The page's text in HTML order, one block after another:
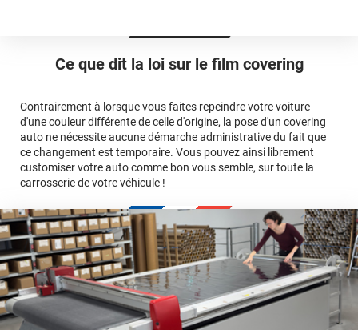
Ce que dit la loi sur le film covering
Contrairement à lorsque vous faites repeindre votre voiture
d'une couleur différente de celle d'origine, la pose d'un covering
auto ne nécessite aucune démarche administrative du fait que
ce changement est temporaire. Vous pouvez ainsi librement
customiser votre auto comme bon vous semble, sur toute la
carrosserie de votre véhicule !
avant jusqu'au bas du parechoc arrière, en passant par le
Multipliez ce résultat par 3.
conseillers
commerciaux
pose
Le covering protège la peinture d'origine, pour la garder en
Le covering peut s'enlever à tout moment
Le covering revient moins cher
covering 3D
calculateur